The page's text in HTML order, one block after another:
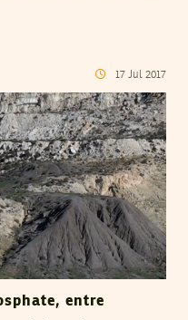
17 Jul 2017
entre